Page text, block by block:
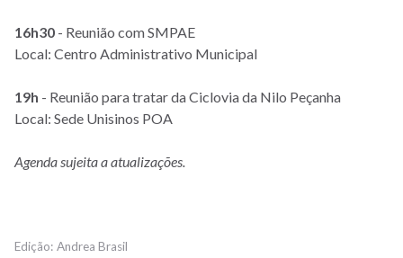
16h30 - Reunião com SMPAE
Local: Centro Administrativo Municipal
19h - Reunião para tratar da Ciclovia da Nilo Peçanha
Local: Sede Unisinos POA
Agenda sujeita a atualizações.
Andrea Brasil